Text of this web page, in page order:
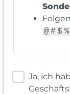
Ja, ich